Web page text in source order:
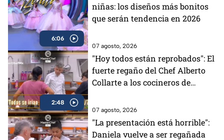
6:06
niñas: los diseños más bonitos
que serán tendencia en 2026
07 agosto, 2026
2:48
"Hoy todos están reprobados": El
fuerte regaño del Chef Alberto
Collarte a los cocineros de
07 agosto, 2026
"La presentación está horrible":
Daniela vuelve a ser regañada